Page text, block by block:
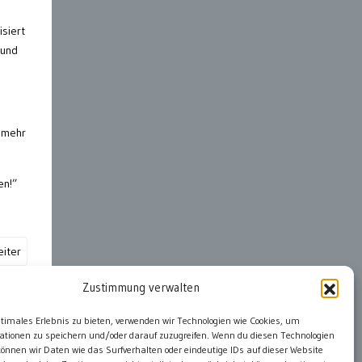
Zustimmung verwalten
Erlebnis zu bieten, verwenden wir Technologien wie Cookies, um
zu speichern und/oder darauf zuzugreifen. Wenn du diesen Technologien
wir Daten wie das Surfverhalten oder eindeutige IDs auf dieser Website